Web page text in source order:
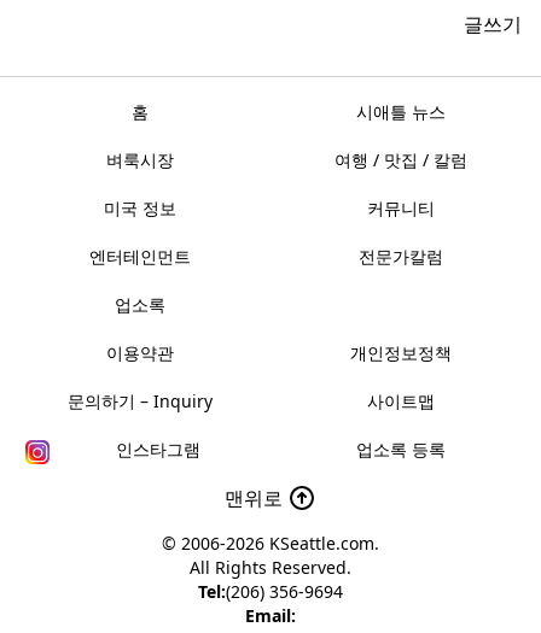
글쓰기
홈 시애틀 뉴스
벼룩시장 여행 / 맛집 / 칼럼
미국 정보 커뮤니티
엔터테인먼트 전문가칼럼
업소록
이용약관 개인정보정책
문의하기 – Inquiry 사이트맵
인스타그램 업소록 등록
맨위로
© 2006-2026 KSeattle.com.
All Rights Reserved.
Tel:(206) 356-9694
Email: